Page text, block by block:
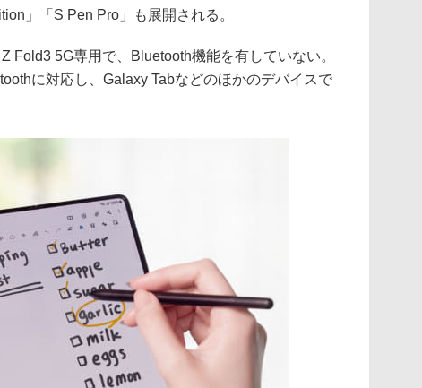
」「S Pen Pro」も展開される。
5G専用で、Bluetooth機能を有していない。
に対応し、Galaxy Tabなどのほかのデバイスで